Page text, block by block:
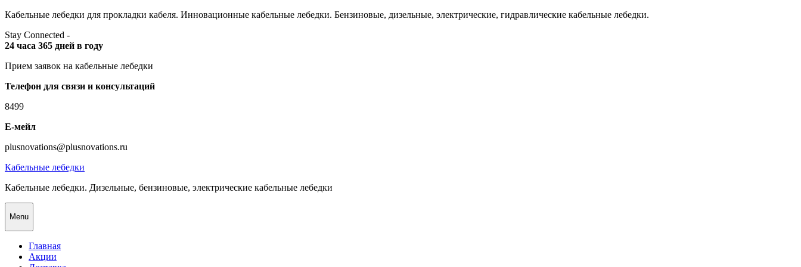
Skip
content
Кабельные лебедки для прокладки кабеля. Инновационные кабельные лебедки. Бензиновые, дизельные, электрические, гидравлические кабельные лебедки.
Stay Connected -
24 часа 365 дней в году
Прием заявок на кабельные лебедки
Телефон для связи и консультаций
8499
Е-мейл
plusnovations@plusnovations.ru
Кабельные лебедки
Кабельные лебедки. Дизельные, бензиновые, электрические кабельные лебедки
Menu
Главная
Акции